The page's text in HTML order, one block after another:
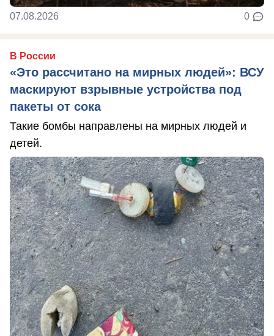
07.08.2026 0
В России
«Это рассчитано на мирных людей»: ВСУ
маскируют взрывные устройства под
пакеты от сока
Такие бомбы направлены на мирных людей и
детей.